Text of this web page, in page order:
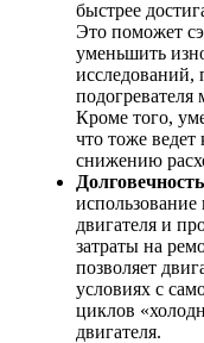
быстрее
Это поможет
уменьшить
исследований,
подогревателя
Кроме того,
что тоже ведет
снижению
двигателя и
затраты на
позволяет
условиях с
циклов
двигателя.